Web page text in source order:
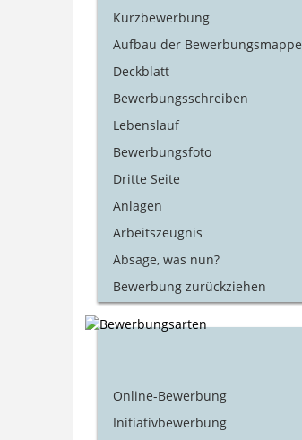
Kurzbewerbung
Aufbau der Bewerbungsmappe
Deckblatt
Bewerbungsschreiben
Lebenslauf
Bewerbungsfoto
Dritte Seite
Anlagen
Arbeitszeugnis
Absage, was nun?
Bewerbung zurückziehen
Online-Bewerbung
Initiativbewerbung